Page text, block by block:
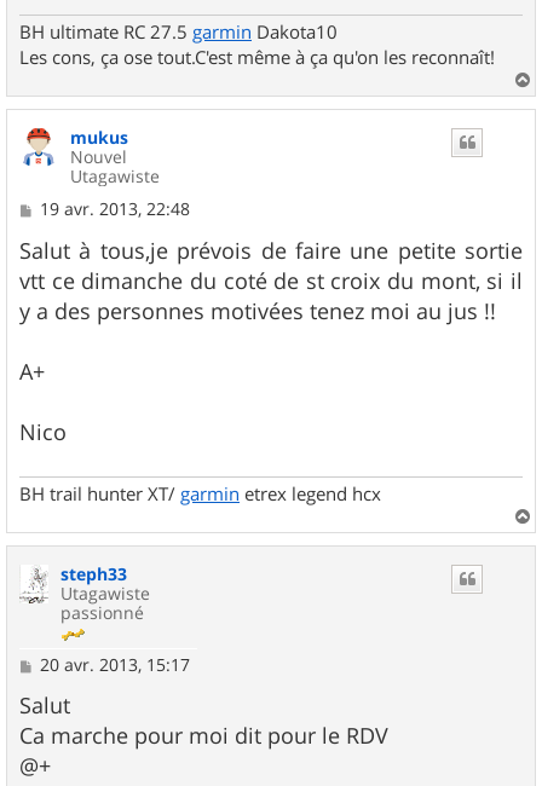
BH ultimate RC 27.5 garmin Dakota10
Les cons, ça ose tout.C'est même à ça qu'on les reconnaît!
a
mukus
Nouvel
Utagawiste
M
s
s
a
g
e
19 avr. 2013, 22:48
Salut à tous,je prévois de faire une petite sortie
vtt ce dimanche du coté de st croix du mont, si il
y a des personnes motivées tenez moi au jus !!
A+
Nico
BH trail hunter XT/ garmin etrex legend hcx
a
steph33
Utagawiste
passionné
M
s
s
a
g
e
20 avr. 2013, 15:17
Salut
Ca marche pour moi dit pour le RDV
@+